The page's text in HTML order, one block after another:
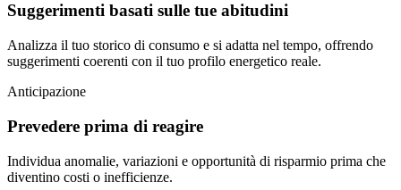
Suggerimenti basati sulle tue abitudini
Analizza il tuo storico di consumo e si adatta nel tempo, offrendo
suggerimenti coerenti con il tuo profilo energetico reale.
Anticipazione
Prevedere prima di reagire
Individua anomalie, variazioni e opportunità di risparmio prima che
diventino costi o inefficienze.